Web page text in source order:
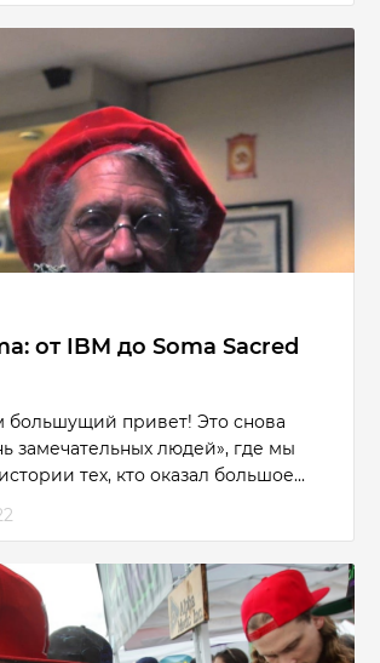
от IBM до Soma Sacred
большущий привет! Это снова
замечательных людей», где мы
тех, кто оказал большое...